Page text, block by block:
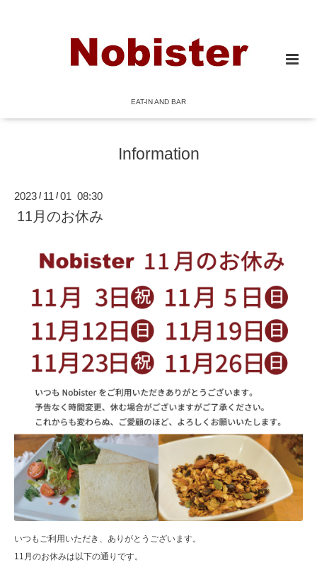
EAT-IN AND BAR
Information
2023 / 11 /01 08:30
11月のお休み
いつもご利用いただき、ありがとうございます。
11月のお休みは以下の通りです。